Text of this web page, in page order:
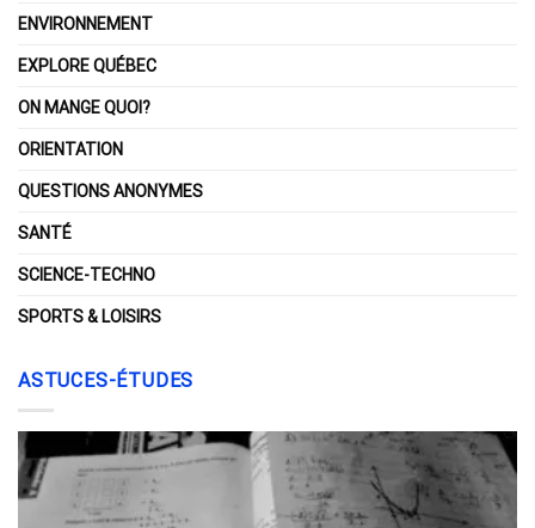
ENVIRONNEMENT
EXPLORE QUÉBEC
ON MANGE QUOI?
ORIENTATION
QUESTIONS ANONYMES
SANTÉ
SCIENCE-TECHNO
SPORTS & LOISIRS
ASTUCES-ÉTUDES